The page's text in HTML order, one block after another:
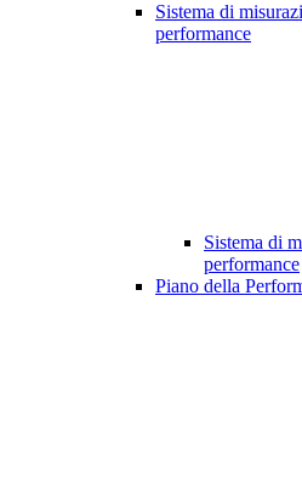
Sistema di
performance
Sistema di
performance
Piano della